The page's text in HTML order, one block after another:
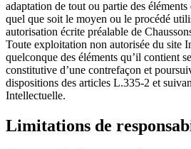
adaptation de tout ou partie des
quel que soit le moyen ou le procédé
autorisation écrite préalable de
Toute exploitation non autorisée du site
quelconque des éléments qu’il contient
constitutive d’une contrefaçon et
dispositions des articles L.335-2 et
Intellectuelle.
Limitations de